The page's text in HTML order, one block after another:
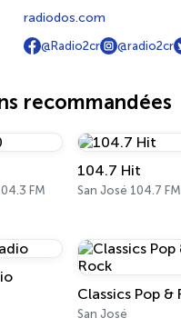
radiodos.com
@Radio2cr @radio2cr
recommandées
FM
104.7 Hit
San José 104.7 FM
San José